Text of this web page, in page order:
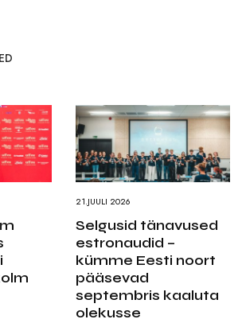
21.JUULI 2026
Selgusid tänavused
estronaudid –
kümme Eesti noort
pääsevad
septembris kaaluta
olekusse